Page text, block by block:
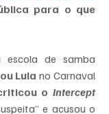
para o que
de samba
Lula no Carnaval
o Intercept
e acusou o